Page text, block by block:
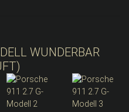
WUNDERBAR